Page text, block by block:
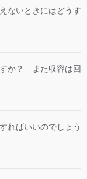
ないときにはどうす
か？ また収容は回
ればいいのでしょう